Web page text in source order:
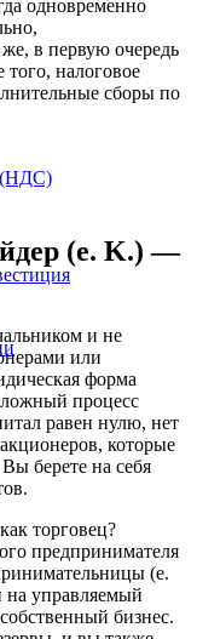
одновременно
в первую очередь
налоговое
сборы по
(НДС)
(e. K.) —
и не
или
форма
процесс
равен нулю, нет
которые
берете на себя
торговец?
предпринимателя
(e.
на управляемый
бизнес.